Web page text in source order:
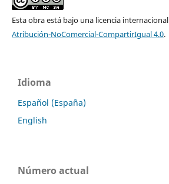
Esta obra está bajo una licencia internacional
Atribución-NoComercial-CompartirIgual 4.0.
Idioma
Español (España)
English
Número actual